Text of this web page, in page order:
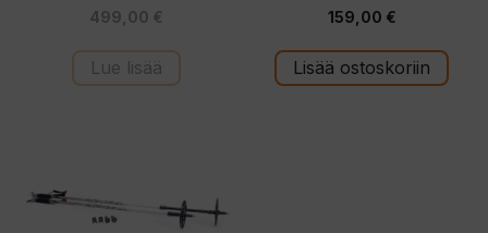
5
s
499,00 €
Lue lisää
5:stä
159,00 €
Lisää ostoskoriin